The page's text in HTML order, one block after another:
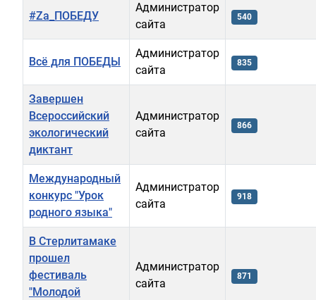
#Za_ПОБЕДУ
Администратор
сайта
540
Всё для ПОБЕДЫ
Администратор
сайта
835
Завершен
Всероссийский
экологический
диктант
Администратор
сайта
866
Международный
конкурс "Урок
родного языка"
Администратор
сайта
918
В Стерлитамаке
прошел
фестиваль
"Молодой
Администратор
сайта
871